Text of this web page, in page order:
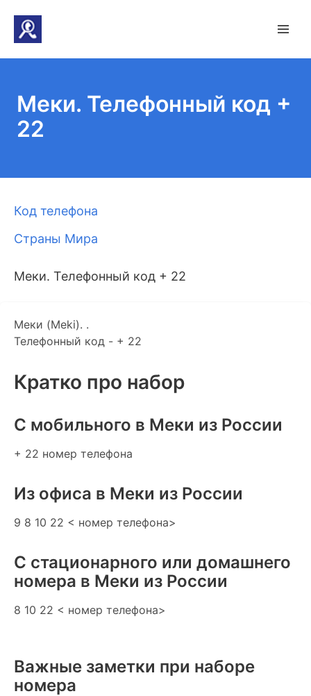
Мeки. Телефонный код +
22
Код телефона
Страны Мира
Мeки. Телефонный код + 22
Мeки (Meki). .
Телефонный код - + 22
Кратко про набор
C мобильного в Мeки из России
+ 22 номер телефона
Из офиса в Мeки из России
9 8 10 22 < номер телефона>
С стационарного или домашнего
номера в Мeки из России
8 10 22 < номер телефона>
Важные заметки при наборе
номера